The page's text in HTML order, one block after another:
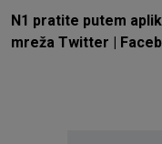
N1 pratite putem
mreža Twitter